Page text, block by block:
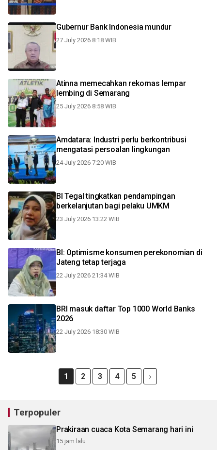
Gubernur Bank Indonesia mundur
27 July 2026 8:18 WIB
Atinna memecahkan rekornas lempar
lembing di Semarang
25 July 2026 8:58 WIB
Amdatara: Industri perlu berkontribusi
mengatasi persoalan lingkungan
24 July 2026 7:20 WIB
BI Tegal tingkatkan pendampingan
berkelanjutan bagi pelaku UMKM
23 July 2026 13:22 WIB
BI: Optimisme konsumen perekonomian di
Jateng tetap terjaga
22 July 2026 21:34 WIB
BRI masuk daftar Top 1000 World Banks
2026
22 July 2026 18:30 WIB
1 2 3 4 5
Terpopuler
Prakiraan cuaca Kota Semarang hari ini
15 jam lalu